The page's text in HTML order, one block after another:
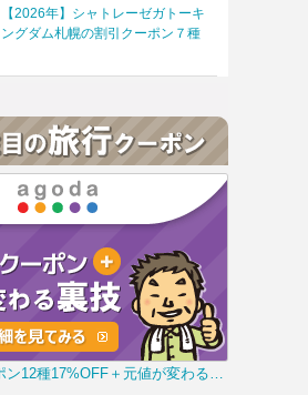
【2026年】シャトレーゼガトーキ
ングダム札幌の割引クーポン７種